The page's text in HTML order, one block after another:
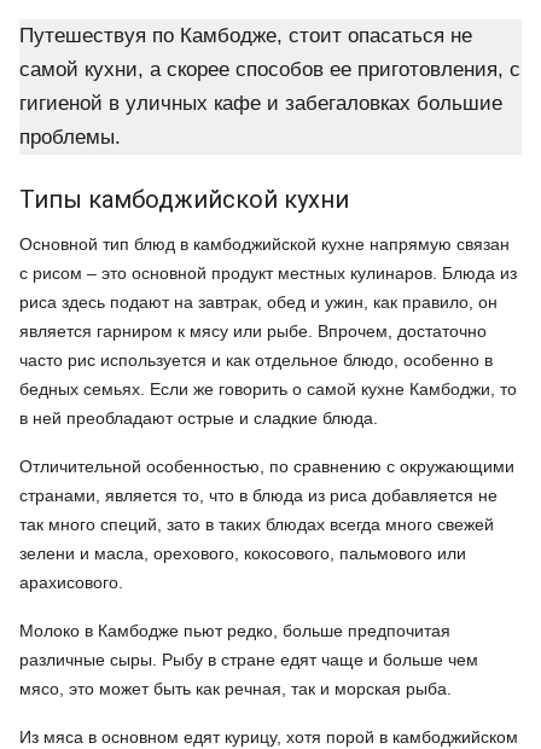
Путешествуя по Камбодже, стоит опасаться не
самой кухни, а скорее способов ее приготовления, с
гигиеной в уличных кафе и забегаловках большие
проблемы.
Типы камбоджийской кухни
Основной тип блюд в камбоджийской кухне напрямую связан
с рисом – это основной продукт местных кулинаров. Блюда из
риса здесь подают на завтрак, обед и ужин, как правило, он
является гарниром к мясу или рыбе. Впрочем, достаточно
часто рис используется и как отдельное блюдо, особенно в
бедных семьях. Если же говорить о самой кухне Камбоджи, то
в ней преобладают острые и сладкие блюда.
Отличительной особенностью, по сравнению с окружающими
странами, является то, что в блюда из риса добавляется не
так много специй, зато в таких блюдах всегда много свежей
зелени и масла, орехового, кокосового, пальмового или
арахисового.
Молоко в Камбодже пьют редко, больше предпочитая
различные сыры. Рыбу в стране едят чаще и больше чем
мясо, это может быть как речная, так и морская рыба.
Из мяса в основном едят курицу, хотя порой в камбоджийском